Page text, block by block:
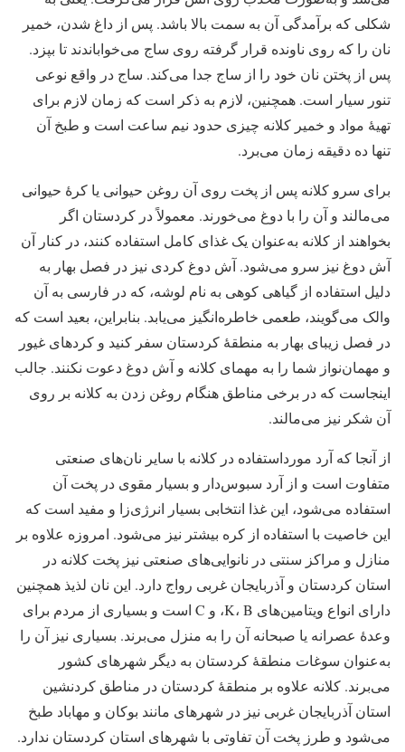
شکلی که برآمدگی آن به سمت بالا باشد. پس از داغ شدن، خمیر
نان را که روی ناونده قرار گرفته روی ساج می‌خواباندند تا بپزد.
پس از پختن نان خود را از ساج جدا می‌کند. ساج در واقع نوعی
تنور سیار است. همچنین، لازم به ذکر است که زمان لازم برای
تهیۀ مواد و خمیر کلانه چیزی حدود نیم ساعت است و طبخ آن
تنها ده دقیقه زمان می‌برد.
برای سرو کلانه پس از پخت روی آن روغن حیوانی یا کرۀ حیوانی
می‌مالند و آن را با دوغ می‌خورند. معمولاً در کردستان اگر
بخواهند از کلانه به‌عنوان یک غذای کامل استفاده کنند، در کنار آن
آش دوغ نیز سرو می‌شود. آش دوغ کردی نیز در فصل بهار به
دلیل استفاده از گیاهی کوهی به نام لوشه، که در فارسی به آن
والک می‌گویند، طعمی خاطره‌انگیز می‌یابد. بنابراین، بعید است که
در فصل زیبای بهار به منطقۀ کردستان سفر کنید و کردهای غیور
و مهمان‌نواز شما را به مهمای کلانه و آش دوغ دعوت نکنند. جالب
اینجاست که در برخی مناطق هنگام روغن زدن به کلانه بر روی
آن شکر نیز می‌مالند.
از آنجا که آرد مورداستفاده در کلانه با سایر نان‌های صنعتی
متفاوت است و از آرد سبوس‌دار و بسیار مقوی در پخت آن
استفاده می‌شود، این غذا انتخابی بسیار انرژی‌زا و مفید است که
این خاصیت با استفاده از کره بیشتر نیز می‌شود. امروزه علاوه بر
منازل و مراکز سنتی در نانوایی‌های صنعتی نیز پخت کلانه در
استان کردستان و آذربایجان غربی رواج دارد. این نان لذیذ همچنین
دارای انواع ویتامین‌های K، B، و C است و بسیاری از مردم برای
وعدۀ عصرانه یا صبحانه آن را به منزل می‌برند. بسیاری نیز آن را
به‌عنوان سوغات منطقۀ کردستان به دیگر شهرهای کشور
می‌برند. کلانه علاوه بر منطقۀ کردستان در مناطق کردنشین
استان آذربایجان غربی نیز در شهرهای مانند بوکان و مهاباد طبخ
می‌شود و طرز پخت آن تفاوتی با شهرهای استان کردستان ندارد.